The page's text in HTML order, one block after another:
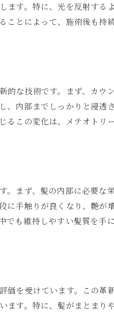
す。特に、光を反射する
とによって、施術後も持
な技術です。まず、カウ
内部までしっかりと浸透
この変化は、メテオトリ
まず、髪の内部に必要な
手触りが良くなり、艶が
も維持しやすい髪質を手
を受けています。この革
す。特に、髪がまとまり